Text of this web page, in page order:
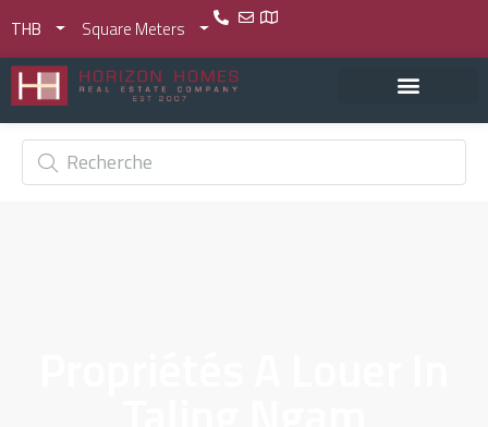
THB Square Meters